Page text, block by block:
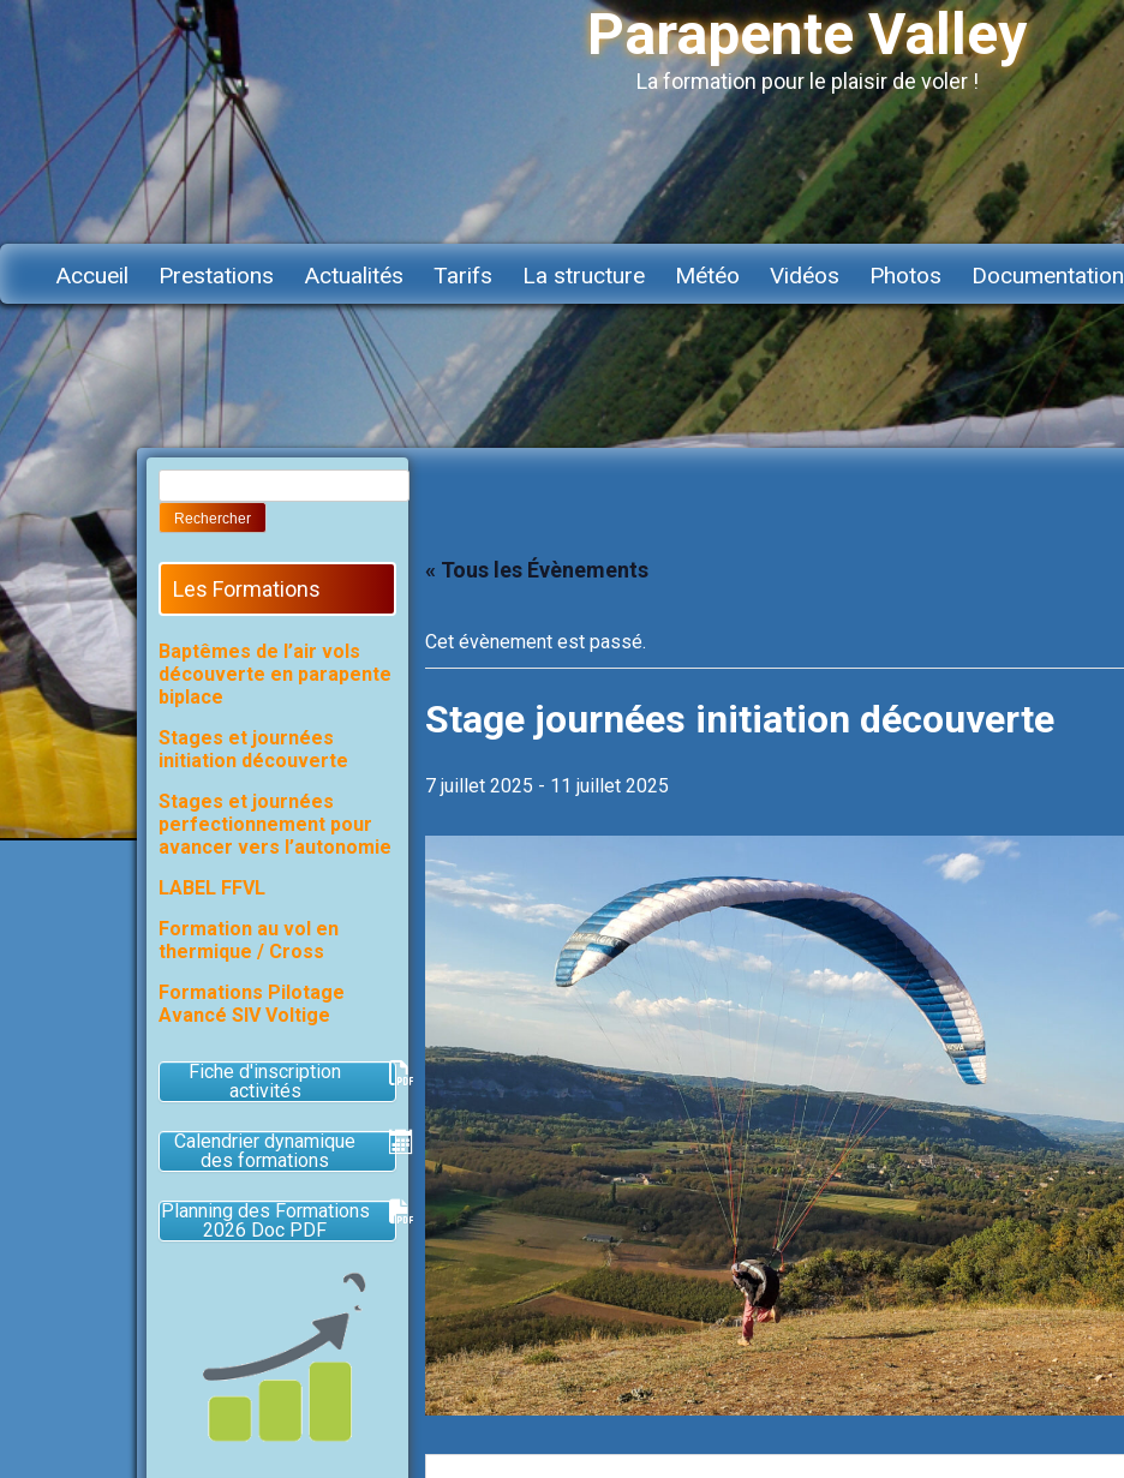
Parapente Valley
La formation pour le plaisir de voler !
Accueil Prestations Actualités Tarifs La structure Météo Vidéos Photos Documentation
« Tous les Évènements
Cet évènement est passé.
Stage journées initiation découverte
7 juillet 2025 - 11 juillet 2025
Rechercher :
Les Formations
Baptêmes de l’air vols
découverte en parapente
biplace
Stages et journées
initiation découverte
Stages et journées
perfectionnement pour
avancer vers l’autonomie
LABEL FFVL
Formation au vol en
thermique / Cross
Formations Pilotage
Avancé SIV Voltige
Fiche d'inscription
activités
Calendrier dynamique
des formations
Planning des Formations
2026 Doc PDF